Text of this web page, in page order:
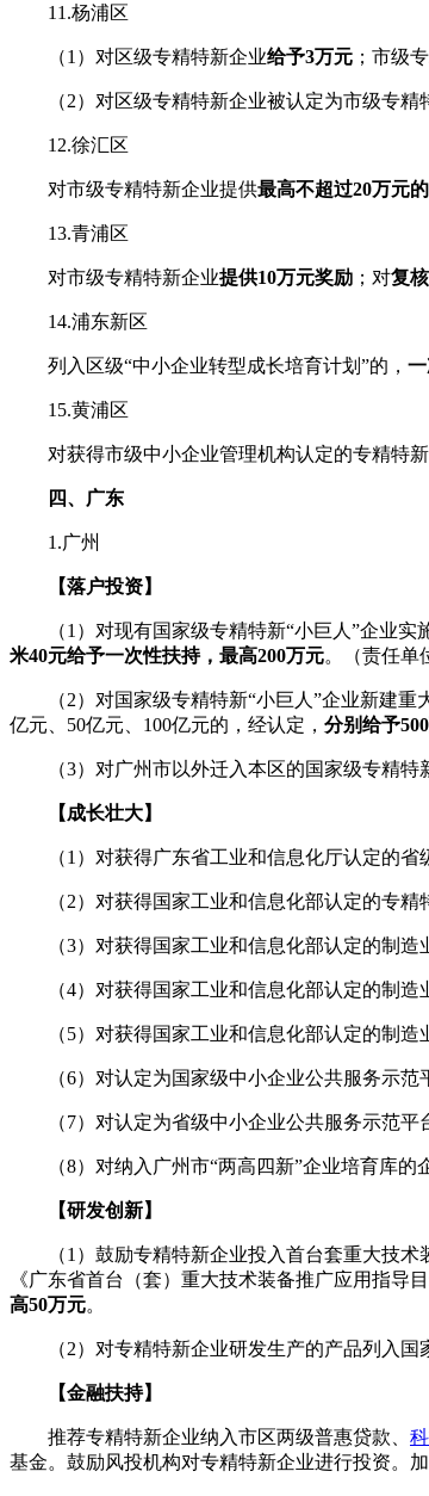
11.杨浦区
（1）对区级专精特新企业给予3万元 ；市级
（2）对区级专精特新企业被认定为市级专精
12.徐汇区
对市级专精特新企业提供最高不超过20万元
13.青浦区
对市级专精特新企业提供10万元奖励 ；对复核
14.浦东新区
列入区级“中小企业转型成长培育计划”的，
15.黄浦区
对获得市级中小企业管理机构认定的专精特
四、广东
1.广州
【落户投资】
（1）对现有国家级专精特新“小巨人”企业实
米40元给予一次性扶持，最高200万元。（责任单
（2）对国家级专精特新“小巨人”企业新建重
亿元、50亿元、100亿元的，经认定， 分别给予
（3）对广州市以外迁入本区的国家级专精特新
【成长壮大】
（1）对获得广东省工业和信息化厅认定的省
（2）对获得国家工业和信息化部认定的专精特
（3）对获得国家工业和信息化部认定的制造业
（4）对获得国家工业和信息化部认定的制造业
（5）对获得国家工业和信息化部认定的制造业
（6）对认定为国家级中小企业公共服务示范
（7）对认定为省级中小企业公共服务示范平
（8）对纳入广州市“两高四新”企业培育库的
【研发创新】
（1）鼓励专精特新企业投入首台套重大技术装
《广东省首台（套）重大技术装备推广应用指导
高50万元。
（2）对专精特新企业研发生产的产品列入国
【金融扶持】
推荐专精特新企业纳入市区两级普惠贷款、
基金。鼓励风投机构对专精特新企业进行投资。